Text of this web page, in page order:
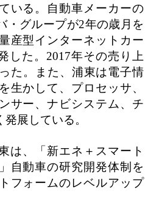
いる。自動車メーカーの
・グループが2年の歳月を
産型インターネットカー
した。2017年その売り上
た。また、浦東は電子情
生かして、プロセッサ、
サー、ナビシステム、チ
展している。
は、「新エネ＋スマート
自動車の研究開発体制を
フォームのレベルアップ